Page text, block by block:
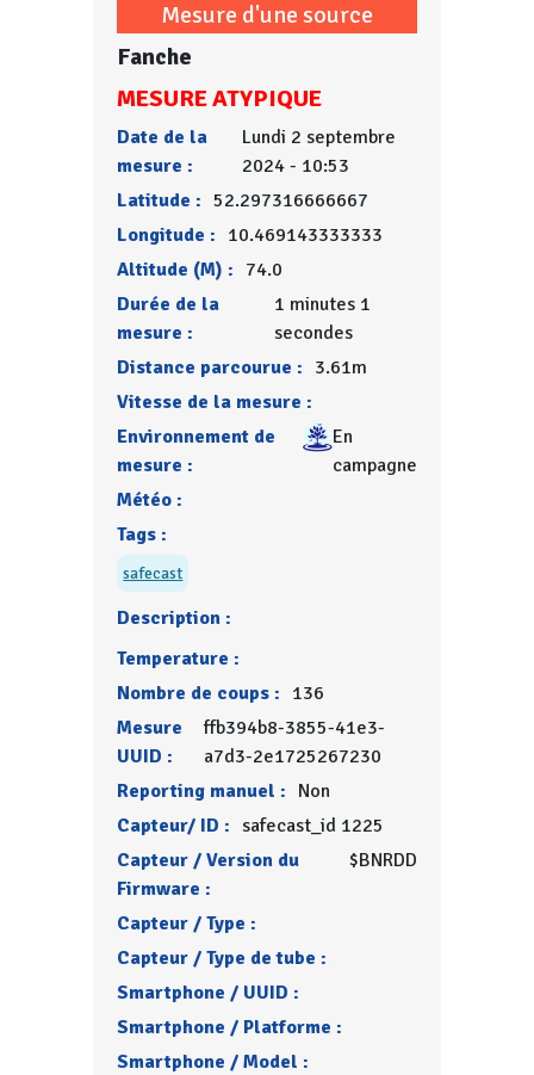
Mesure d'une source
Fanche
MESURE ATYPIQUE
Date de la
mesure :
Lundi 2 septembre
2024 - 10:53
Latitude : 52.297316666667
Longitude : 10.469143333333
Altitude (M) : 74.0
Durée de la
mesure :
1 minutes 1
secondes
Distance parcourue : 3.61m
Vitesse de la mesure :
Environnement de
mesure :
En
campagne
Météo :
Tags :
safecast
Description :
Temperature :
Nombre de coups : 136
Mesure
UUID :
ffb394b8-3855-41e3-
a7d3-2e1725267230
Reporting manuel : Non
Capteur/ ID : safecast_id 1225
Capteur / Version du
Firmware :
$BNRDD
Capteur / Type :
Capteur / Type de tube :
Smartphone / UUID :
Smartphone / Platforme :
Smartphone / Model :